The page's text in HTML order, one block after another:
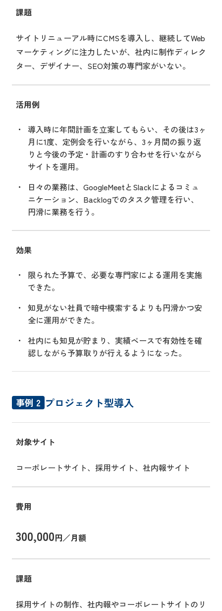
課題
サイトリニューアル時にCMSを導入し、継続してWeb
マーケティングに注力したいが、社内に制作ディレク
ター、デザイナー、SEO対策の専門家がいない。
活用例
導入時に年間計画を立案してもらい、その後は3ヶ
月に1度、定例会を行いながら、3ヶ月間の振り返
りと今後の予定・計画のすり合わせを行いながら
サイトを運用。
日々の業務は、GoogleMeetとSlackによるコミュ
ニケーション、Backlogでのタスク管理を行い、
円滑に業務を行う。
効果
限られた予算で、必要な専門家による運用を実施
できた。
知見がない社員で暗中模索するよりも円滑かつ安
全に運用ができた。
社内にも知見が貯まり、実績ベースで有効性を確
認しながら予算取りが行えるようになった。
事例 2 プロジェクト型導入
対象サイト
コーポレートサイト、採用サイト、社内報サイト
費用
300,000円／月額
課題
採用サイトの制作、社内報やコーポレートサイトのリ